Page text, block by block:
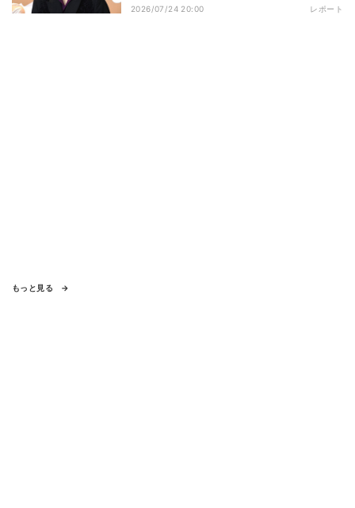
2026/07/24 20:00 レポート
もっと見る